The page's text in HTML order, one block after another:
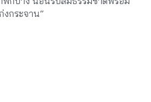
กระจาน”